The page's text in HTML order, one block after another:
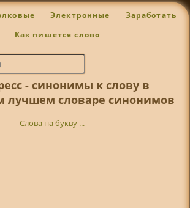
Электронные Заработать
Как пишется слово
- синонимы к слову в
лучшем словаре синонимов
Слова на букву ...